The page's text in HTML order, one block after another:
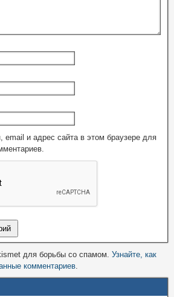
email и адрес сайта в этом браузере для
для борьбы со спамом. Узнайте, как
комментариев.